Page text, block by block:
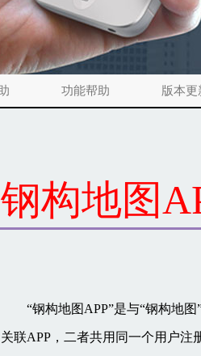
功能帮助 版本
钢构地图
“钢构地图APP”是与“钢构地图
关联APP，二者共用同一个用户注